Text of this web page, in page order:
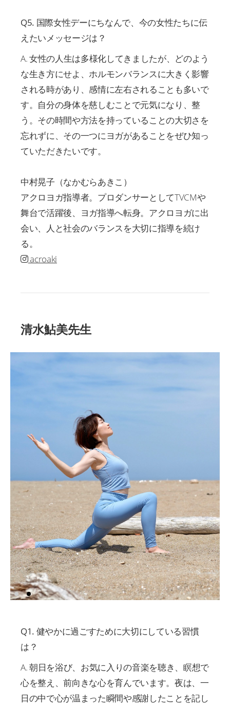
Q5. 国際女性デーにちなんで、今の女性たちに伝
えたいメッセージは？
A. 女性の人生は多様化してきましたが、どのよう
な生き方にせよ、ホルモンバランスに大きく影響
される時があり、感情に左右されることも多いで
す。自分の身体を慈しむことで元気になり、整
う。その時間や方法を持っていることの大切さを
忘れずに、その一つにヨガがあることをぜひ知っ
ていただきたいです。
中村晃子（なかむらあきこ）
アクロヨガ指導者。プロダンサーとしてTVCMや
舞台で活躍後、ヨガ指導へ転身。アクロヨガに出
会い、人と社会のバランスを大切に指導を続け
る。
acroaki
清水鮎美先生
Q1. 健やかに過ごすために大切にしている習慣
は？
A. 朝日を浴び、お気に入りの音楽を聴き、瞑想で
心を整え、前向きな心を育んでいます。夜は、一
日の中で心が温まった瞬間や感謝したことを記し